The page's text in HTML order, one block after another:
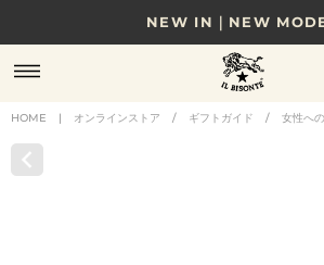
NEW IN｜NEW
8/17(月)10時まで｜税込11,000円
贈る相手やシーンから選べる、新し
HOME | オンラインストア / ギフトガイド / 女性へ